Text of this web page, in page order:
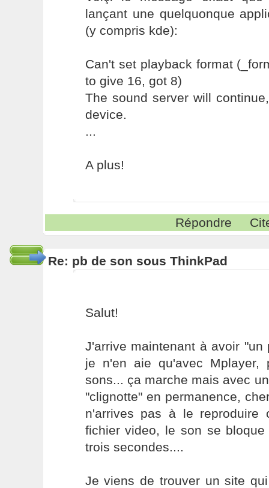
lançant une quelquonque
(y compris kde):
Can't set playback format
to give 16, got 8)
The sound server will
device.
...
A plus!
Répondre
Re: pb de son sous ThinkPad
Salut!
J'arrive maintenant à avoir
je n'en aie qu'avec Mplayer,
sons... ça marche mais avec
"clignotte" en permanence,
n'arrives pas à le reproduire
fichier video, le son se
trois secondes....
Je viens de trouver un site